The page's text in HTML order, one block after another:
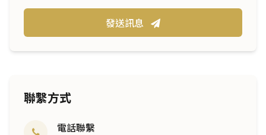
發送訊息
聯繫方式
電話聯繫